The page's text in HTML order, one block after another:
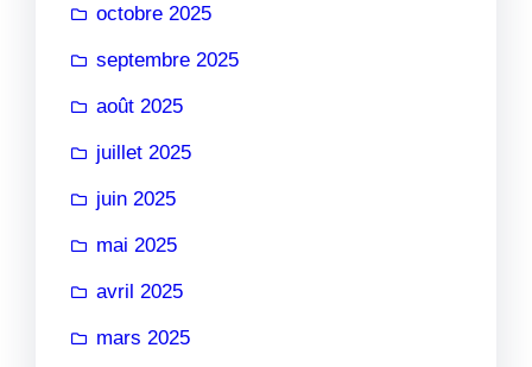
octobre 2025
septembre 2025
août 2025
juillet 2025
juin 2025
mai 2025
avril 2025
mars 2025